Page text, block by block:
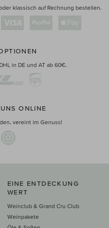
klassisch auf Rechnung bestellen.
in DE und AT ab 60€.
ONLINE
vereint im Genuss!
EINE ENTDECKUNG
WERT
Weinclub & Grand Cru Club
Weinpakete